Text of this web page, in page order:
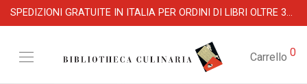
SPEDIZIONI GRATUITE IN ITALIA PER ORDINI DI LIBRI OLTRE 39 €
Carrello 0